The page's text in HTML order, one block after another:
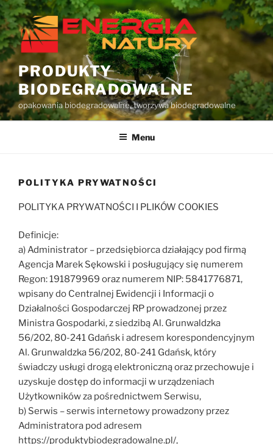
Przejdź
do
treści
PRODUKTY
BIODEGRADOWALNE
opakowania biodegradowalne, tworzywa biodegradowalne
Menu
POLITYKA PRYWATNOŚCI
POLITYKA PRYWATNOŚCI I PLIKÓW COOKIES
Definicje:
a) Administrator – przedsiębiorca działający pod firmą
Agencja Marek Sękowski i posługujący się numerem
Regon: 191879969 oraz numerem NIP: 5841776871,
wpisany do Centralnej Ewidencji i Informacji o
Działalności Gospodarczej RP prowadzonej przez
Ministra Gospodarki, z siedzibą Al. Grunwaldzka
56/202, 80-241 Gdańsk i adresem korespondencyjnym
Al. Grunwaldzka 56/202, 80-241 Gdańsk, który
świadczy usługi drogą elektroniczną oraz przechowuje i
uzyskuje dostęp do informacji w urządzeniach
Użytkowników za pośrednictwem Serwisu,
b) Serwis – serwis internetowy prowadzony przez
Administratora pod adresem
https://produktybiodegradowalne.pl/,